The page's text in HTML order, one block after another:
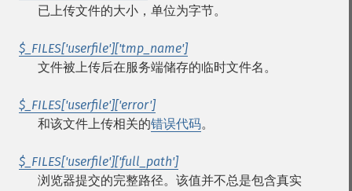
已上传文件的大小，单位为字节。
$_FILES['userfile']['tmp_name']
文件被上传后在服务端储存的临时文件名。
$_FILES['userfile']['error']
和该文件上传相关的错误代码。
$_FILES['userfile']['full_path']
浏览器提交的完整路径。该值并不总是包含真实